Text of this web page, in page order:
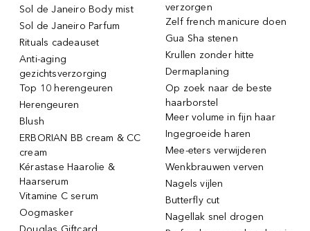
Sol de Janeiro Body mist
Sol de Janeiro Parfum
Rituals cadeauset
Anti-aging
gezichtsverzorging
Top 10 herengeuren
Herengeuren
Blush
ERBORIAN BB cream & CC
cream
Kérastase Haarolie &
Haarserum
Vitamine C serum
Oogmasker
verzorgen
Zelf french manicure doen
Gua Sha stenen
Krullen zonder hitte
Dermaplaning
Op zoek naar de beste
haarborstel
Meer volume in fijn haar
Ingegroeide haren
Mee-eters verwijderen
Wenkbrauwen verven
Nagels vijlen
Butterfly cut
Nagellak snel drogen